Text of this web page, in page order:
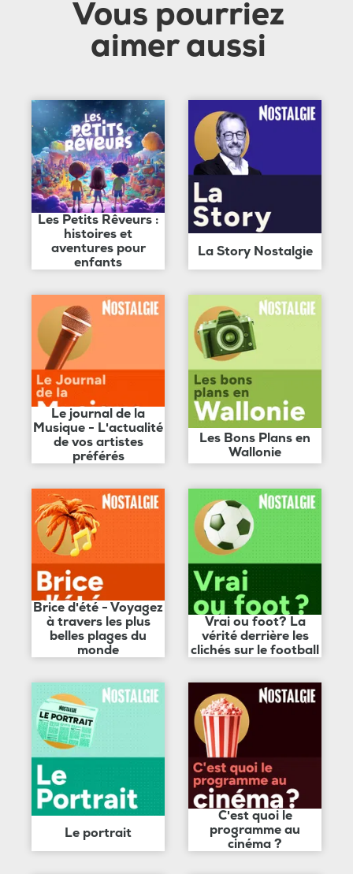
Vous pourriez
aimer aussi
Les Petits Rêveurs :
histoires et
aventures pour
enfants
La Story Nostalgie
Le journal de la
Musique - L'actualité
de vos artistes
préférés
Les Bons Plans en
Wallonie
Brice d'été - Voyagez
à travers les plus
belles plages du
monde
Vrai ou foot? La
vérité derrière les
clichés sur le football
Le portrait
C'est quoi le
programme au
cinéma ?